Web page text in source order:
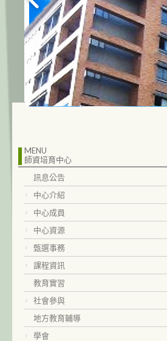
MENU
師資培育中心
訊息公告
中心介紹
中心成員
中心資源
甄選事務
課程資訊
教育實習
社會參與
地方教育輔導
學會